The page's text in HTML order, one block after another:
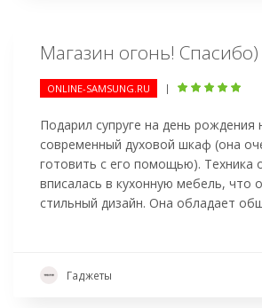
Магазин огонь! Спасибо)
ONLINE-SAMSUNG.RU |
Подарил супруге на день рождения
современный духовой шкаф (она
готовить с его помощью). Техника
вписалась в кухонную мебель, что
стильный дизайн. Она обладает
Гаджеты